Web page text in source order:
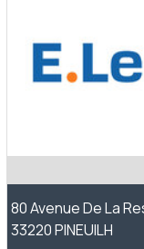
80 Avenue De La
33220 PINEUILH